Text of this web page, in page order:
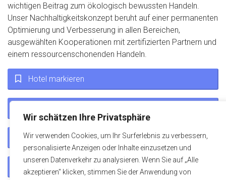
Wir schätzen Ihre Privatsphäre
Wir verwenden Cookies, um Ihr Surferlebnis zu verbessern,
personalisierte Anzeigen oder Inhalte einzusetzen und
unseren Datenverkehr zu analysieren. Wenn Sie auf „Alle
akzeptieren" klicken, stimmen Sie der Anwendung von
wichtigen Beitrag zum ökologisch bewussten Handeln.
Unser Nachhaltigkeitskonzept beruht auf einer permanenten
Optimierung und Verbesserung in allen Bereichen,
ausgewählten Kooperationen mit zertifizierten Partnern und
einem ressourcenschonenden Handeln.
Hotel markieren
+49 6032 785 93 91
info@miceservicegroup.com